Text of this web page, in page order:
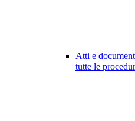
Atti e
tutte le